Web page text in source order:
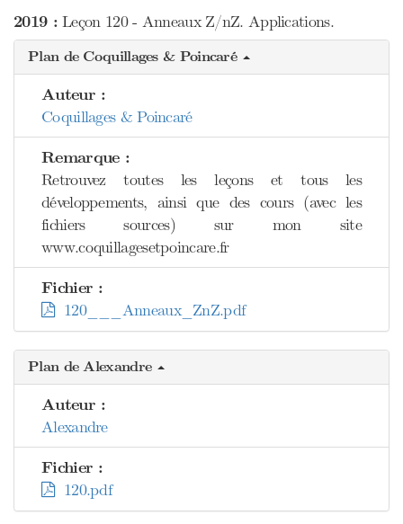
2019 :Leçon 120 - Anneaux Z/nZ. Applications.
Plan de Coquillages & Poincaré
Auteur :
Coquillages & Poincaré
Remarque :
Retrouvez toutes les leçons et tous les
développements, ainsi que des cours (avec les
fichiers sources) sur mon site
www.coquillagesetpoincare.fr
Fichier :
120___Anneaux_ZnZ.pdf
Plan de Alexandre
Auteur :
Alexandre
Fichier :
120.pdf